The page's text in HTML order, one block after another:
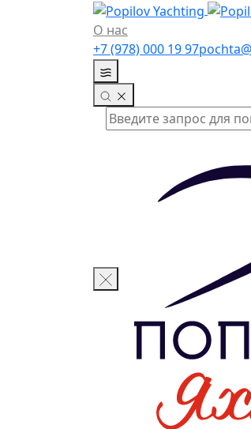
О нас
+7 (978) 000 19 97